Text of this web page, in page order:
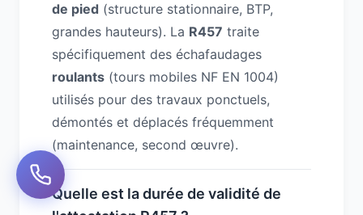
de pied (structure stationnaire, BTP,
grandes hauteurs). La R457 traite
spécifiquement des échafaudages
roulants (tours mobiles NF EN 1004)
utilisés pour des travaux ponctuels,
démontés et déplacés fréquemment
(maintenance, second œuvre).
Quelle est la durée de validité de